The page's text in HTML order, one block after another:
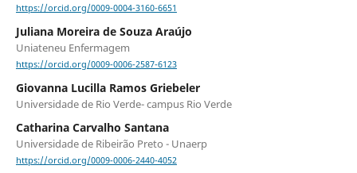
https://orcid.org/0009-0004-3160-6651
Juliana Moreira de Souza Araújo
Uniateneu Enfermagem
https://orcid.org/0009-0006-2587-6123
Giovanna Lucilla Ramos Griebeler
Universidade de Rio Verde- campus Rio Verde
Catharina Carvalho Santana
Universidade de Ribeirão Preto - Unaerp
https://orcid.org/0009-0006-2440-4052